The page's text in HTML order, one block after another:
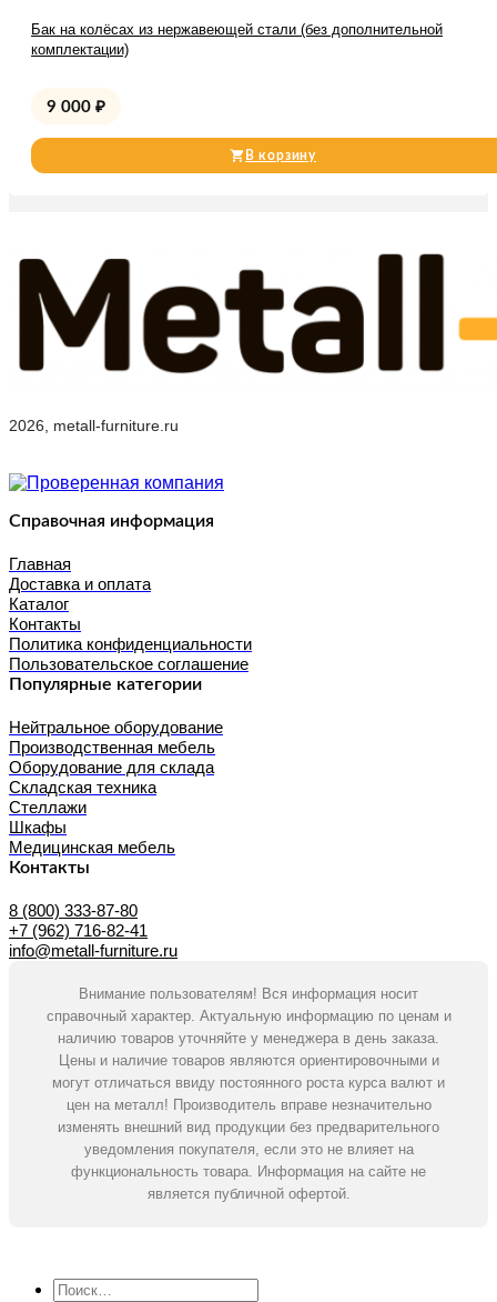
Бак на колёсах из нержавеющей стали (без дополнительной
комплектации)
9 000 ₽
В корзину
2026, metall-furniture.ru
Справочная информация
Главная
Доставка и оплата
Каталог
Контакты
Политика конфиденциальности
Пользовательское соглашение
Популярные категории
Нейтральное оборудование
Производственная мебель
Оборудование для склада
Складская техника
Стеллажи
Шкафы
Медицинская мебель
Контакты
8 (800) 333-87-80
+7 (962) 716-82-41
info@metall-furniture.ru
Внимание пользователям! Вся информация носит
справочный характер. Актуальную информацию по ценам и
наличию товаров уточняйте у менеджера в день заказа.
Цены и наличие товаров являются ориентировочными и
могут отличаться ввиду постоянного роста курса валют и
цен на металл! Производитель вправе незначительно
изменять внешний вид продукции без предварительного
уведомления покупателя, если это не влияет на
функциональность товара. Информация на сайте не
является публичной офертой.
Искать: